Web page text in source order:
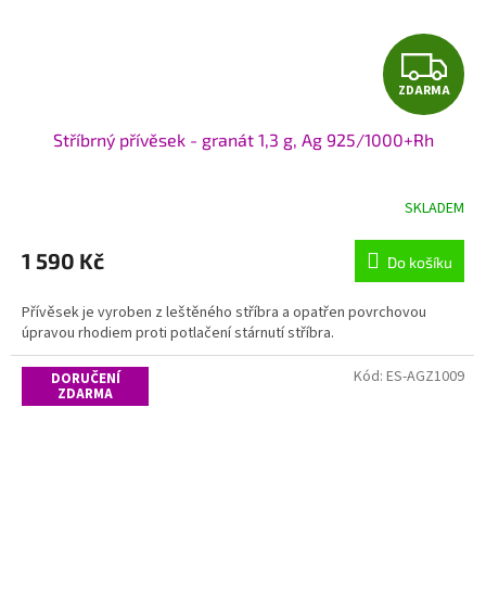
Z
D
R
M
A
ZDARMA
Stříbrný přívěsek - granát 1,3 g, Ag 925/1000+Rh
SKLADEM
1 590 Kč Do košíku
Přívěsek je vyroben z leštěného stříbra a opatřen povrchovou
úpravou rhodiem proti potlačení stárnutí stříbra.
DORUČENÍ
ZDARMA
Kód: ES-AGZ1009